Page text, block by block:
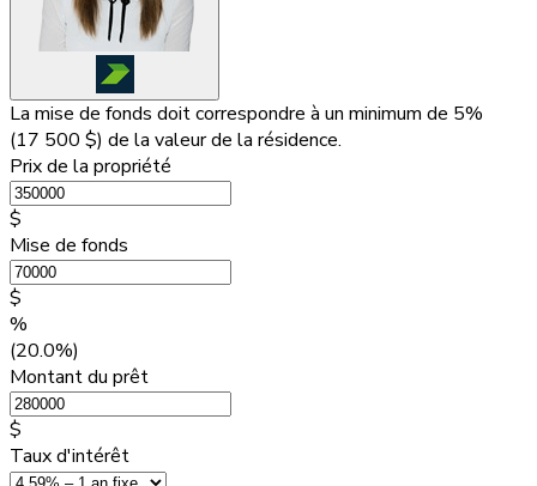
La mise de fonds doit correspondre à un minimum de 5%
(17 500 $) de la valeur de la résidence.
Prix de la propriété
$
Mise de fonds
$
%
(20.0%)
Montant du prêt
$
Taux d'intérêt